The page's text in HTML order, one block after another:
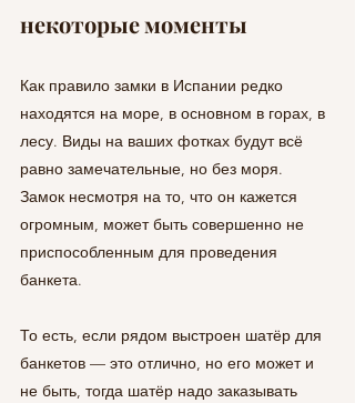
некоторые моменты
Как правило замки в Испании редко
находятся на море, в основном в горах, в
лесу. Виды на ваших фотках будут всё
равно замечательные, но без моря.
Замок несмотря на то, что он кажется
огромным, может быть совершенно не
приспособленным для проведения
банкета.
То есть, если рядом выстроен шатёр для
банкетов — это отлично, но его может и
не быть, тогда шатёр надо заказывать